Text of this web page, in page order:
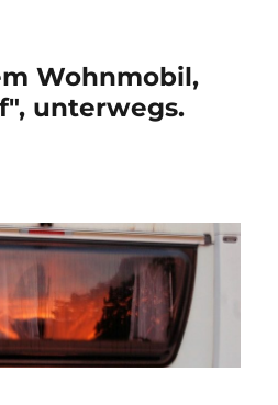
Wohnmobil,
unterwegs.